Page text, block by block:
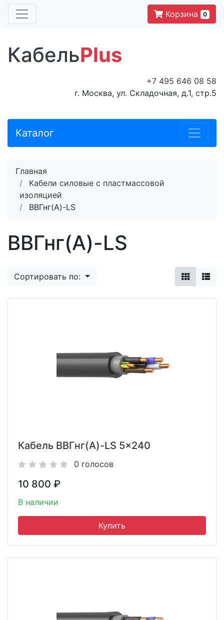
Корзина 0
КабельPlus
+7 495 646 08 58
г. Москва, ул. Складочная, д.1, стр.5
Каталог
Главная
Кабели силовые с пластмассовой
изоляцией
ВВГнг(A)-LS
ВВГнг(A)-LS
Сортировать по:
Кабель ВВГнг(A)-LS 5x240
0 голосов
10 800 ₽
В наличии